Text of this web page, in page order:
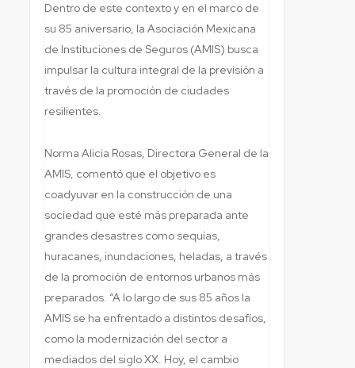
Dentro de este contexto y en el marco de
su 85 aniversario, la Asociación Mexicana
de Instituciones de Seguros (AMIS) busca
impulsar la cultura integral de la previsión a
través de la promoción de ciudades
resilientes.
Norma Alicia Rosas, Directora General de la
AMIS, comentó que el objetivo es
coadyuvar en la construcción de una
sociedad que esté más preparada ante
grandes desastres como sequías,
huracanes, inundaciones, heladas, a través
de la promoción de entornos urbanos más
preparados. “A lo largo de sus 85 años la
AMIS se ha enfrentado a distintos desafíos,
como la modernización del sector a
mediados del siglo XX. Hoy, el cambio